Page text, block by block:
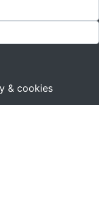
& cookies